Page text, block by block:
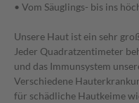
• Vom Säuglings- bis ins
Unsere Haut ist ein sehr
Jeder Quadratzentimeter
und das Immunsystem
Verschiedene
für schädliche Hautkeime